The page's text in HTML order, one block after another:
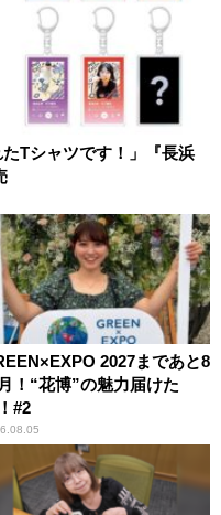
Tシャツです！」『長浜
2027まであと8
！“花博”の魅力届けた
#2